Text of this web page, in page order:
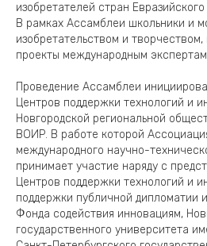
изобретателей стран
В рамках Ассамблеи школьники и
изобретательством и
проекты международным
Проведение Ассамблеи
Центров поддержки технологий и
Новгородской региональной
ВОИР. В работе которой
международного научно-
принимает участие наряду с
Центров поддержки технологий и
поддержки публичной дипломатии
Фонда содействия инновациям,
государственного университета